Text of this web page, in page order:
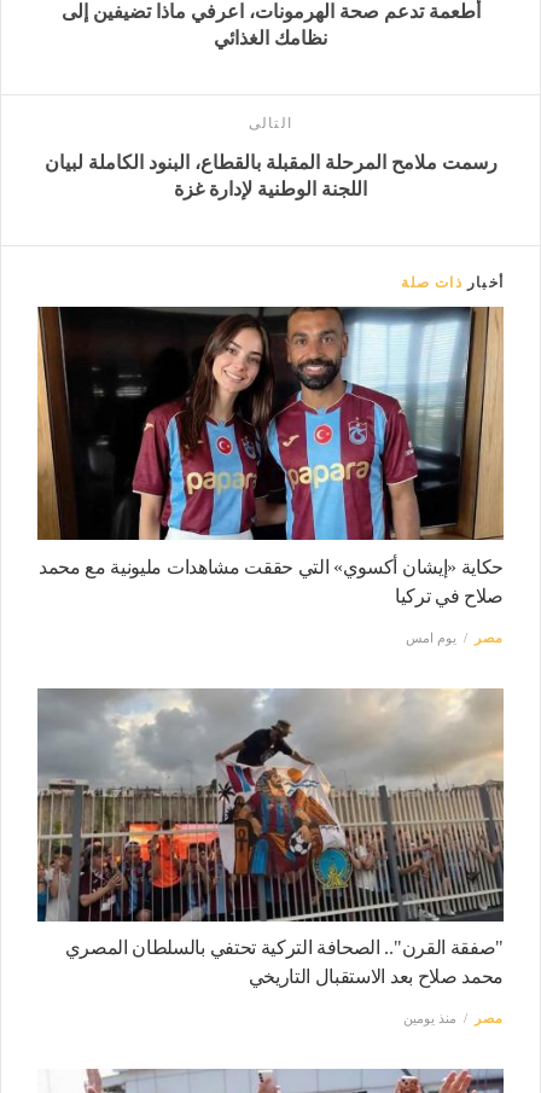
أطعمة تدعم صحة الهرمونات، اعرفي ماذا تضيفين إلى
نظامك الغذائي
التالى
رسمت ملامح المرحلة المقبلة بالقطاع، البنود الكاملة لبيان
اللجنة الوطنية لإدارة غزة
أخبار ذات صلة
حكاية «إيشان أكسوي» التي حققت مشاهدات مليونية مع محمد
صلاح في تركيا
مصر يوم امس
"صفقة القرن".. الصحافة التركية تحتفي بالسلطان المصري
محمد صلاح بعد الاستقبال التاريخي
مصر منذ يومين